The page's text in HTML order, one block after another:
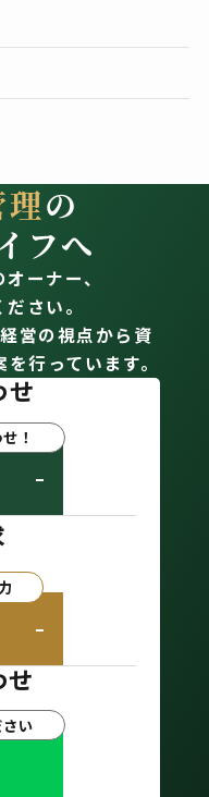
の
フへ
ーナー、
さい。
営の視点から資
行っています。
せ
！
せ
い